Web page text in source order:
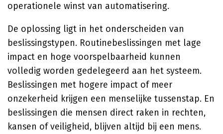
operationele winst van automatisering.
De oplossing ligt in het onderscheiden van
beslissingstypen. Routinebeslissingen met lage
impact en hoge voorspelbaarheid kunnen
volledig worden gedelegeerd aan het systeem.
Beslissingen met hogere impact of meer
onzekerheid krijgen een menselijke tussenstap. En
beslissingen die mensen direct raken in rechten,
kansen of veiligheid, blijven altijd bij een mens.